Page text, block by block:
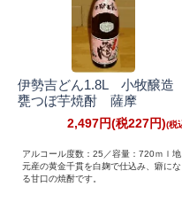
伊勢吉どん1.8L 小牧醸造
甕つぼ芋焼酎 薩摩
2,497円(税227円)
アルコール度数：25／容量：720ｍｌ地
元産の黄金千貫を白麹で仕込み、癖にな
る甘口の焼酎です。